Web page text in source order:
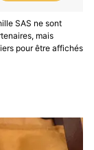
SAS ne sont
mais
pour être affichés